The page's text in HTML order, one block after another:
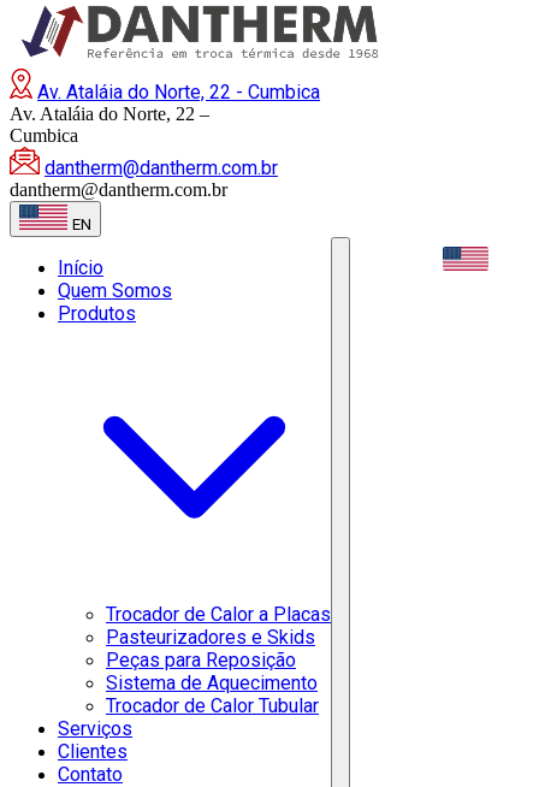
Av. Ataláia do Norte, 22 - Cumbica
Av. Ataláia do Norte, 22 –
Cumbica
dantherm@dantherm.com.br
dantherm@dantherm.com.br
EN
Início
Quem Somos
Produtos
Trocador de Calor a Placas
Pasteurizadores e Skids
Peças para Reposição
Sistema de Aquecimento
Trocador de Calor Tubular
Serviços
Clientes
Contato